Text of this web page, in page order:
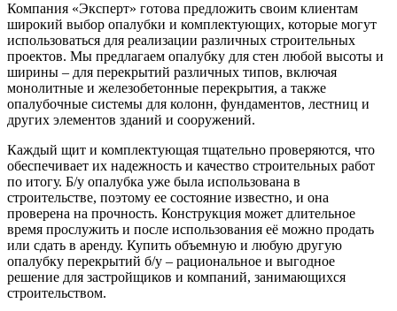
Компания «Эксперт» готова предложить своим клиентам
широкий выбор опалубки и комплектующих, которые могут
использоваться для реализации различных строительных
проектов. Мы предлагаем опалубку для стен любой высоты и
ширины – для перекрытий различных типов, включая
монолитные и железобетонные перекрытия, а также
опалубочные системы для колонн, фундаментов, лестниц и
других элементов зданий и сооружений.
Каждый щит и комплектующая тщательно проверяются, что
обеспечивает их надежность и качество строительных работ
по итогу. Б/у опалубка уже была использована в
строительстве, поэтому ее состояние известно, и она
проверена на прочность. Конструкция может длительное
время прослужить и после использования её можно продать
или сдать в аренду. Купить объемную и любую другую
опалубку перекрытий б/у – рациональное и выгодное
решение для застройщиков и компаний, занимающихся
строительством.